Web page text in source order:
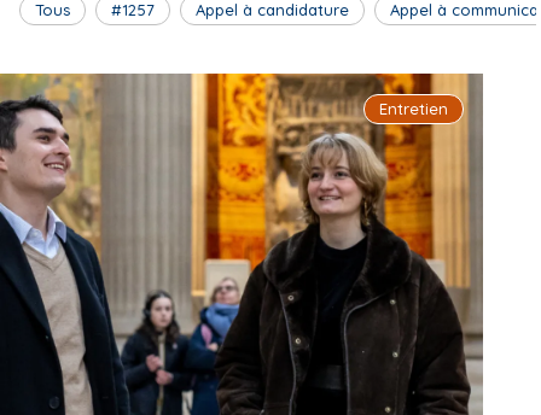
Tous #1257 Appel à candidature Appel à
Entretien